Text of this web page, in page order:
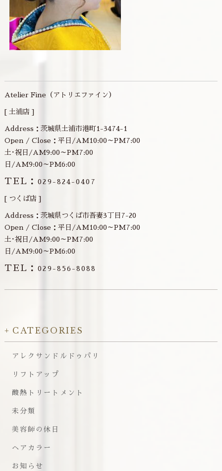
Atelier Fine（アトリエファイン）
[ 土浦店 ]
Address：茨城県土浦市港町1-3474-1
Open / Close：平日/AM10:00～PM7:00
土･祝日/AM9:00～PM7:00
日/AM9:00～PM6:00
TEL：029-824-0407
[ つくば店 ]
Address：茨城県つくば市吾妻3丁目7-20
Open / Close：平日/AM10:00～PM7:00
土･祝日/AM9:00～PM7:00
日/AM9:00～PM6:00
TEL：029-856-8088
CATEGORIES
アレクサンドルドゥパリ
リフトアップ
酸熱トリートメント
未分類
美容師の休日
ヘアカラー
お知らせ